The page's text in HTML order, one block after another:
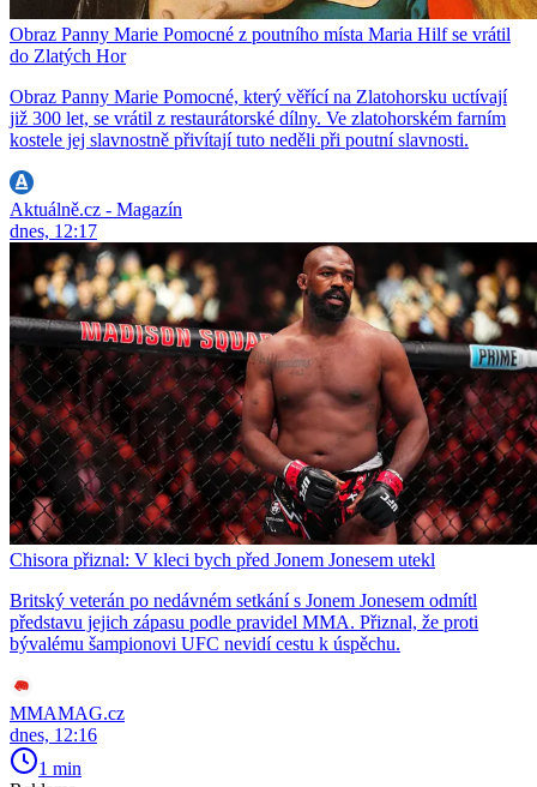
Obraz Panny Marie Pomocné z poutního místa Maria Hilf se vrátil
do Zlatých Hor
Obraz Panny Marie Pomocné, který věřící na Zlatohorsku uctívají
již 300 let, se vrátil z restaurátorské dílny. Ve zlatohorském farním
kostele jej slavnostně přivítají tuto neděli při poutní slavnosti.
Aktuálně.cz - Magazín
dnes, 12:17
Chisora přiznal: V kleci bych před Jonem Jonesem utekl
Britský veterán po nedávném setkání s Jonem Jonesem odmítl
představu jejich zápasu podle pravidel MMA. Přiznal, že proti
bývalému šampionovi UFC nevidí cestu k úspěchu.
MMAMAG.cz
dnes, 12:16
1 min